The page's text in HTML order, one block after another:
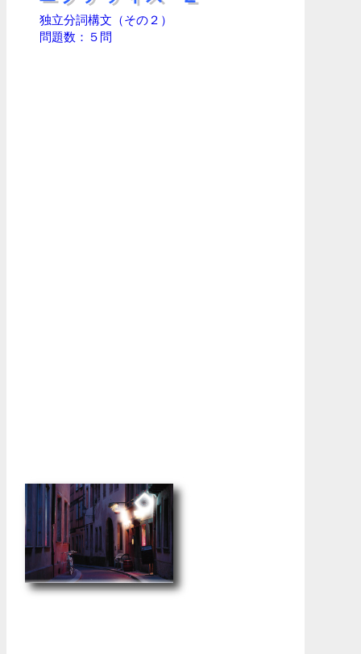
独立分詞構文（その２）
問題数：５問